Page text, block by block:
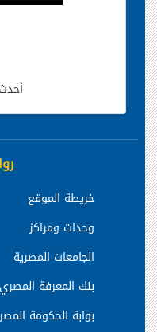
خريطة الموقع
وحدات ومراكز
الجامعات المصرية
بنك المعرفة المصري
بوابة الحكومة